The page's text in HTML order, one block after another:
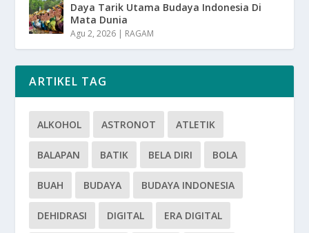
Daya Tarik Utama Budaya Indonesia Di
Mata Dunia
Agu 2, 2026 | RAGAM
ARTIKEL TAG
ALKOHOL ASTRONOT ATLETIK
BALAPAN BATIK BELA DIRI BOLA
BUAH BUDAYA BUDAYA INDONESIA
DEHIDRASI DIGITAL ERA DIGITAL